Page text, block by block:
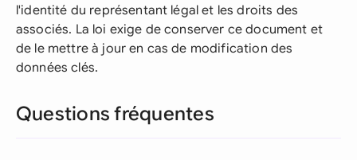
l'identité du représentant légal et les droits des
associés. La loi exige de conserver ce document et
de le mettre à jour en cas de modification des
données clés.
Questions fréquentes